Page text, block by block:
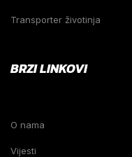
Transporter životinja
BRZI LINKOVI
O nama
Vijesti